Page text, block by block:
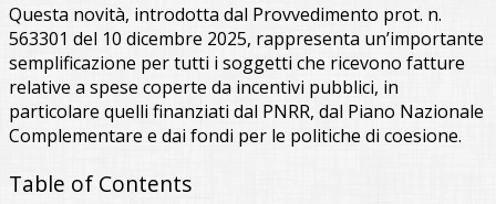
Questa novità, introdotta dal Provvedimento prot. n.
563301 del 10 dicembre 2025, rappresenta un’importante
semplificazione per tutti i soggetti che ricevono fatture
relative a spese coperte da incentivi pubblici, in
particolare quelli finanziati dal PNRR, dal Piano Nazionale
Complementare e dai fondi per le politiche di coesione.
Table of Contents